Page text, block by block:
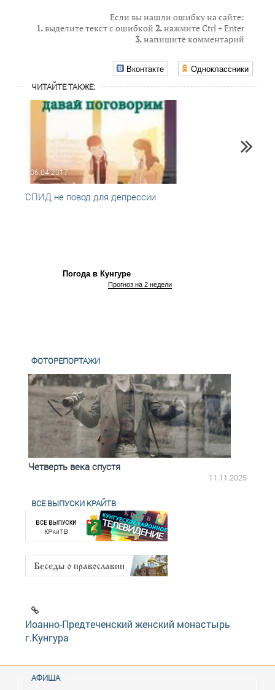
Если вы нашли ошибку на сайте:
1.выделите текст с ошибкой 2.нажмите Ctrl + Enter
3.напишите комментарий
Вконтакте Одноклассники
ЧИТАЙТЕ ТАКЖЕ:
06.04.2017
СПИД не повод для депрессии
Погода в Кунгуре
Прогноз на 2 недели
ФОТОРЕПОРТАЖИ
Четверть века спустя
11.11.2025
ВСЕ ВЫПУСКИ КРАЙТВ
Иоанно-Предтеченский женский монастырь
г.Кунгура
АФИША